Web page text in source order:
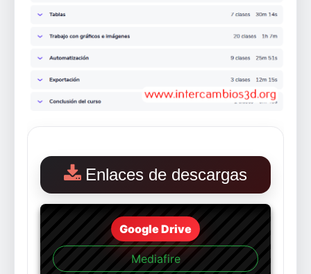
Enlaces de descargas
Google Drive
Mediafire